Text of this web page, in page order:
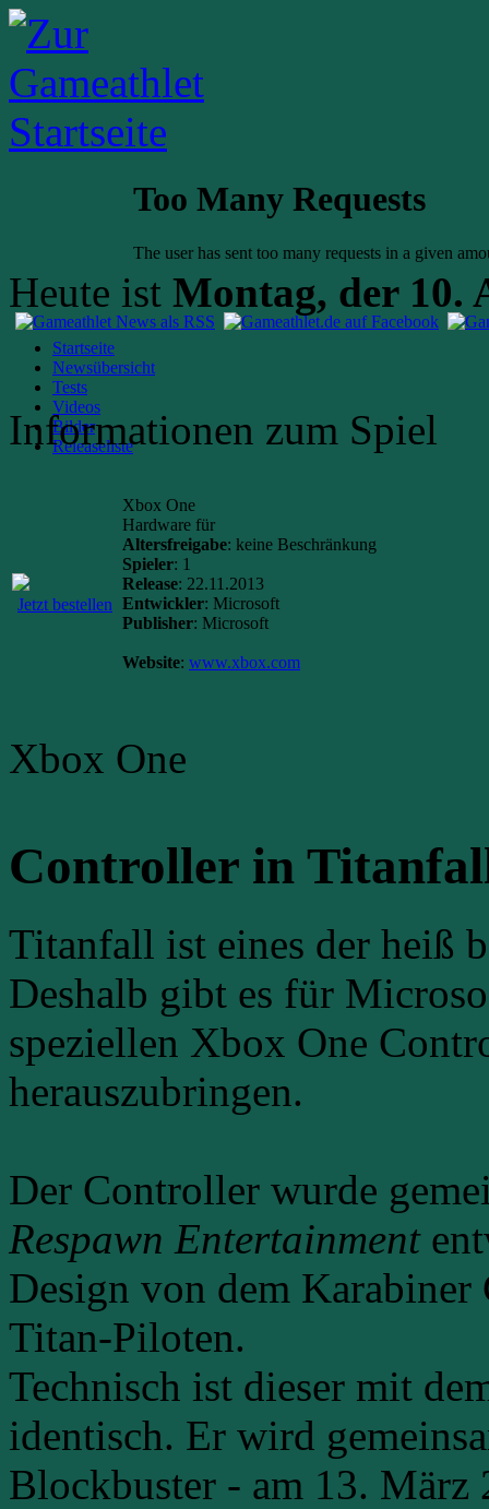
Heute ist Montag, der 10.
Startseite
Newsübersicht
Tests
Videos
Bilder
Releaseliste
Informationen zum Spiel
Jetzt bestellen
Xbox One
Hardware für
Altersfreigabe: keine Beschränkung
Spieler: 1
Release: 22.11.2013
Entwickler: Microsoft
Publisher: Microsoft
Website: www.xbox.com
Xbox One
Controller in
Titanfall ist eines der heiß
Deshalb gibt es für
speziellen Xbox One
herauszubringen.
Der Controller wurde
Respawn Entertainment
Design von dem Karabiner
Titan-Piloten.
Technisch ist dieser mit
identisch. Er wird
Blockbuster - am 13. März